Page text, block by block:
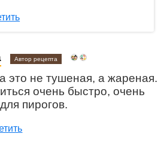
Автор рецепта
это не тушеная, а жареная.
очень быстро, очень
пирогов.